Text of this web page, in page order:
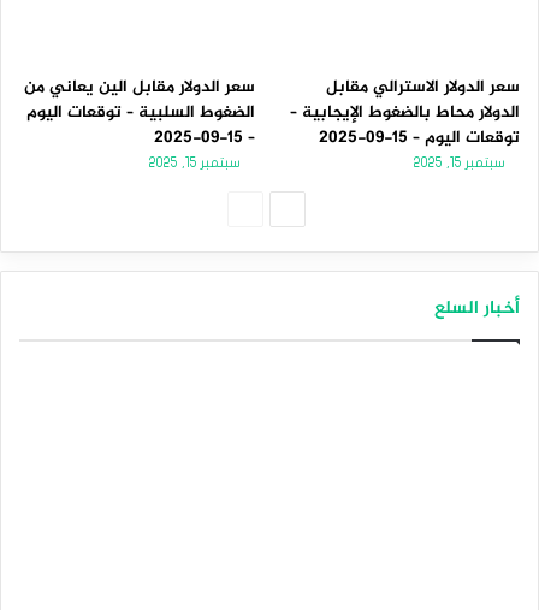
سعر الدولار الاسترالي مقابل
الدولار محاط بالضغوط الإيجابية –
توقعات اليوم – 15-09-2025
سبتمبر 15, 2025
سعر الدولار مقابل الين يعاني من
الضغوط السلبية – توقعات اليوم
– 15-09-2025
سبتمبر 15, 2025
أخبار السلع